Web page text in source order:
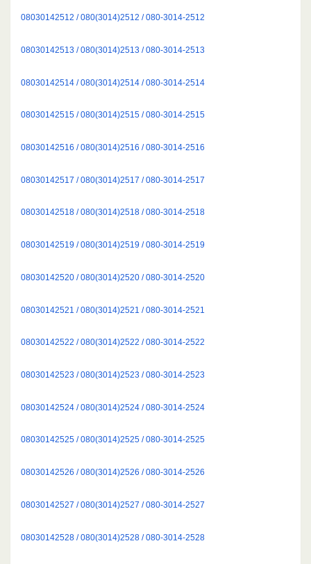
08030142512 / 080(3014)2512 / 080-3014-2512
08030142513 / 080(3014)2513 / 080-3014-2513
08030142514 / 080(3014)2514 / 080-3014-2514
08030142515 / 080(3014)2515 / 080-3014-2515
08030142516 / 080(3014)2516 / 080-3014-2516
08030142517 / 080(3014)2517 / 080-3014-2517
08030142518 / 080(3014)2518 / 080-3014-2518
08030142519 / 080(3014)2519 / 080-3014-2519
08030142520 / 080(3014)2520 / 080-3014-2520
08030142521 / 080(3014)2521 / 080-3014-2521
08030142522 / 080(3014)2522 / 080-3014-2522
08030142523 / 080(3014)2523 / 080-3014-2523
08030142524 / 080(3014)2524 / 080-3014-2524
08030142525 / 080(3014)2525 / 080-3014-2525
08030142526 / 080(3014)2526 / 080-3014-2526
08030142527 / 080(3014)2527 / 080-3014-2527
08030142528 / 080(3014)2528 / 080-3014-2528